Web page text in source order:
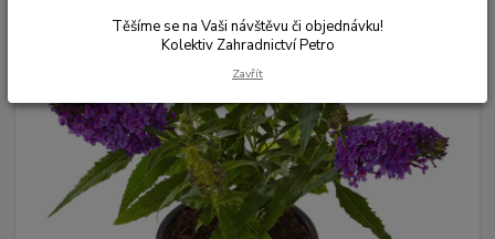
Těšíme se na Vaši návštěvu či objednávku!
Kolektiv Zahradnictví Petro
Zavřít